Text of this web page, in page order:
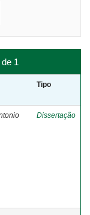
1
Tipo
Dissertação